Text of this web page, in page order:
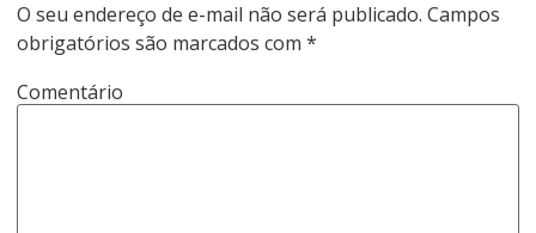
O seu endereço de e-mail não será publicado. Campos
obrigatórios são marcados com*
Comentário